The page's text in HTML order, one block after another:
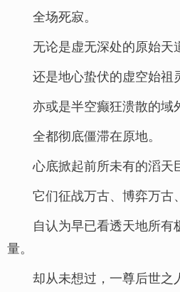
全场死寂。
无论是虚无深处的原始天
还是地心蛰伏的虚空始祖
亦或是半空癫狂溃散的域
全都彻底僵滞在原地。
心底掀起前所未有的滔天
它们征战万古、博弈万古
自认为早已看透天地所有
量。
却从未想过，一尊后世之